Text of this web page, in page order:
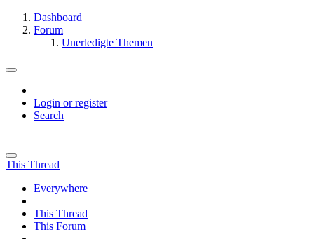
Dashboard
Forum
Unerledigte Themen
Login or register
Search
This Thread
Everywhere
This Thread
This Forum